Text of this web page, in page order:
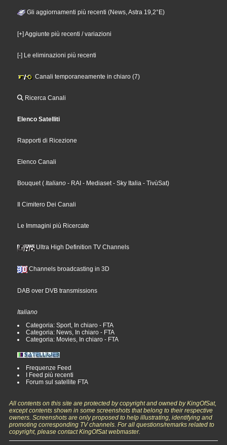
Gli aggiornamenti più recenti (News, Astra 19,2°E)
[+] Aggiunte più recenti / variazioni
[-] Le eliminazioni più recenti
Canali temporaneamente in chiaro (7)
Ricerca Canali
Elenco Satelliti
Rapporti di Ricezione
Elenco Canali
Bouquet( Italiano - RAI - Mediaset- Sky Italia - TivùSat)
Il Cimitero Dei Canali
Le Immagini più Ricercate
Ultra High Definition TV Channels
Channels broadcasting in 3D
DAB over DVB transmissions
Italiano
Categoria: Sport, In chiaro - FTA
Categoria: News, In chiaro - FTA
Categoria: Movies, In chiaro - FTA
Frequenze Feed
I Feed più recenti
Forum sul satellite FTA
All contents on this site are protected by copyright and owned by KingOfSat,
except contents shown in some screenshots that belong to their respective
owners. Screenshots are only proposed to help illustrating, identifying and
promoting corresponding TV channels. For all questions/remarks related to
copyright, please contact KingOfSat webmaster.